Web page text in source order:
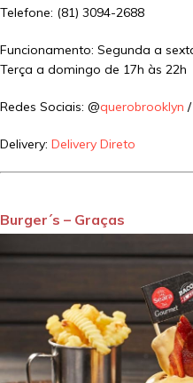
Telefone: (81) 3094-2688
Funcionamento: Segunda a
Terça a domingo de 17h às 22h
Redes Sociais: @querobrooklyn /
Delivery: Delivery Direto
Burger´s – Graças